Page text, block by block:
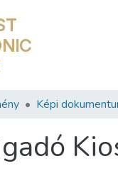
Képi